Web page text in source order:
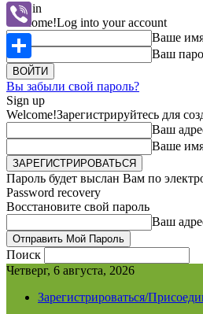
Sign in
Welcome!Log into your account
Ваше имя
Ваш
Вы забыли свой пароль?
Sign up
Welcome!Зарегистрируйтесь для
Ваш
Ваше имя
Пароль будет выслан Вам по
Password recovery
Восстановите свой пароль
Ваш
Поиск
Четверг, 6 августа, 2026
Зарегистрироваться/
WhatsApp
Viber
Отправить